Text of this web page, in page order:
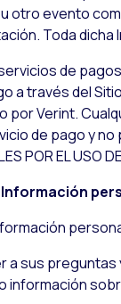
otro evento
Toda
de
a través del
por Verint.
de pago y
POR EL USO
a sus
información